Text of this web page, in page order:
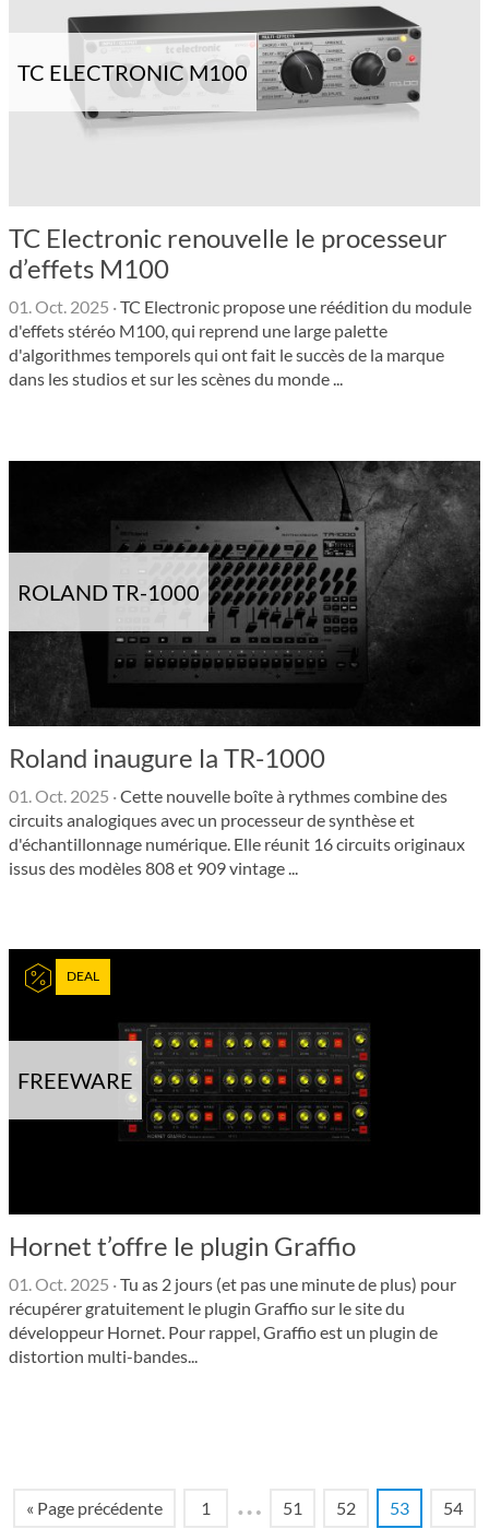
TC ELECTRONIC M100
TC Electronic renouvelle le processeur
d’effets M100
01. Oct. 2025 ·TC Electronic propose une réédition du module
d'effets stéréo M100, qui reprend une large palette
d'algorithmes temporels qui ont fait le succès de la marque
dans les studios et sur les scènes du monde ...
ROLAND TR-1000
Roland inaugure la TR-1000
01. Oct. 2025 ·Cette nouvelle boîte à rythmes combine des
circuits analogiques avec un processeur de synthèse et
d'échantillonnage numérique. Elle réunit 16 circuits originaux
issus des modèles 808 et 909 vintage ...
FREEWARE
DEAL
Hornet t’offre le plugin Graffio
01. Oct. 2025 ·Tu as 2 jours (et pas une minute de plus) pour
récupérer gratuitement le plugin Graffio sur le site du
développeur Hornet. Pour rappel, Graffio est un plugin de
distortion multi-bandes...
« Page précédente 1 … 51 52 53 54